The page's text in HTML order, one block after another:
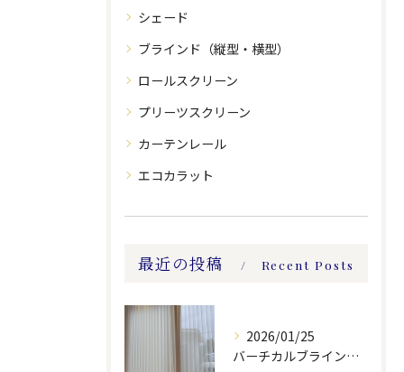
シェード
ブラインド（縦型・横型）
ロールスクリーン
プリーツスクリーン
カーテンレール
エコカラット
最近の投稿 Recent Posts
2026/01/25
バーチカルブラインドのレース付きツーウェイスタイル